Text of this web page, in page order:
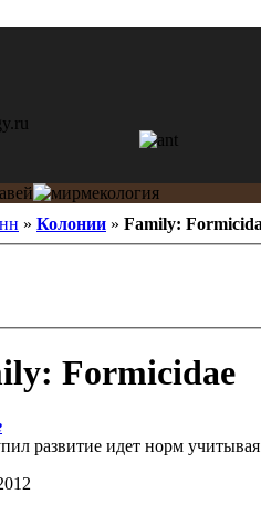
» Колонии » Family:
Formicidae
развитие идет норм